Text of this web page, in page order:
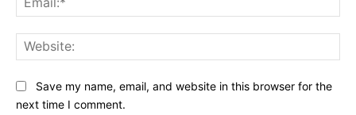
Save my name, email, and website in this browser for the
next time I comment.